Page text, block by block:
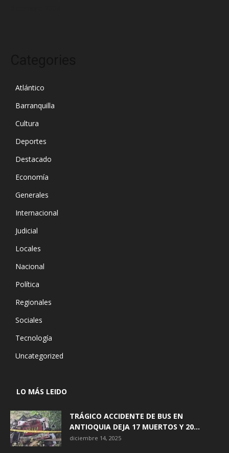
Atlántico
Barranquilla
Cultura
Deportes
Destacado
Economía
Generales
Internacional
Judicial
Locales
Nacional
Política
Regionales
Sociales
Tecnología
Uncategorized
LO MÁS LEIDO
TRÁGICO ACCIDENTE DE BUS EN
ANTIOQUIA DEJA 17 MUERTOS Y 20...
diciembre 14, 2025